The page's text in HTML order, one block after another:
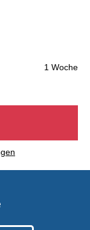
1 Woche